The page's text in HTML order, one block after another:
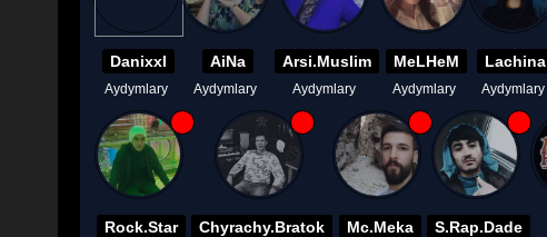
Danixxl
Aydymlary
AiNa
Aydymlary
Arsi.Muslim
Aydymlary
MeLHeM
Aydymlary
Lachina
Aydymlary
Rock.Star Chyrachy.Bratok Mc.Meka S.Rap.Dade